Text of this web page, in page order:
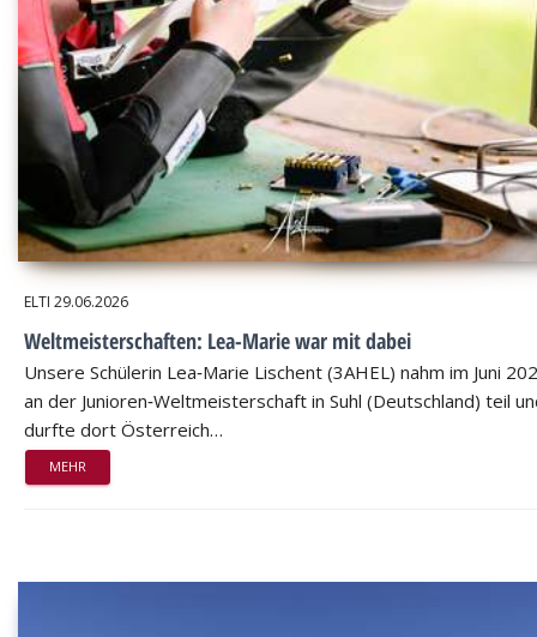
ELTI 29.06.2026
Weltmeisterschaften: Lea-Marie war mit dabei
Unsere Schülerin Lea‑Marie Lischent (3AHEL) nahm im Juni
an der Junioren‑Weltmeisterschaft in Suhl (Deutschland) teil
durfte dort Österreich…
MEHR